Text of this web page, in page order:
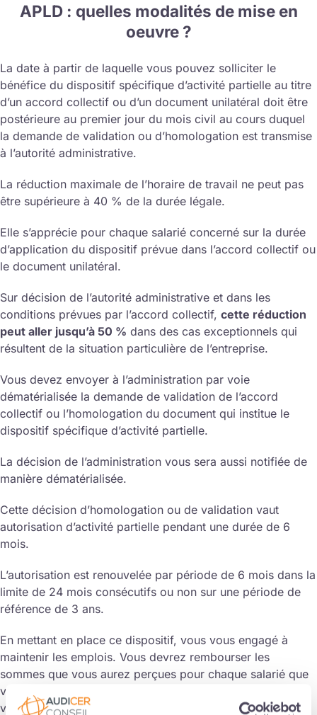
APLD : quelles modalités de mise en
oeuvre ?
La date à partir de laquelle vous pouvez solliciter le
bénéfice du dispositif spécifique d’activité partielle au titre
d’un accord collectif ou d’un document unilatéral doit être
postérieure au premier jour du mois civil au cours duquel
la demande de validation ou d’homologation est transmise
à l’autorité administrative.
La réduction maximale de l’horaire de travail ne peut pas
être supérieure à 40 % de la durée légale.
Elle s’apprécie pour chaque salarié concerné sur la durée
d’application du dispositif prévue dans l’accord collectif ou
le document unilatéral.
Sur décision de l’autorité administrative et dans les
conditions prévues par l’accord collectif, cette réduction
peut aller jusqu’à 50 % dans des cas exceptionnels qui
résultent de la situation particulière de l’entreprise.
Vous devez envoyer à l’administration par voie
dématérialisée la demande de validation de l’accord
collectif ou l’homologation du document qui institue le
dispositif spécifique d’activité partielle.
La décision de l’administration vous sera aussi notifiée de
manière dématérialisée.
Cette décision d’homologation ou de validation vaut
autorisation d’activité partielle pendant une durée de 6
mois.
L’autorisation est renouvelée par période de 6 mois dans la
limite de 24 mois consécutifs ou non sur une période de
référence de 3 ans.
En mettant en place ce dispositif, vous vous engagé à
maintenir les emplois. Vous devrez rembourser les
sommes que vous aurez perçues pour chaque salarié que
vous aurez placé en activité partielle spécifique et que
vous aurez licencié pour motif économique pendant la